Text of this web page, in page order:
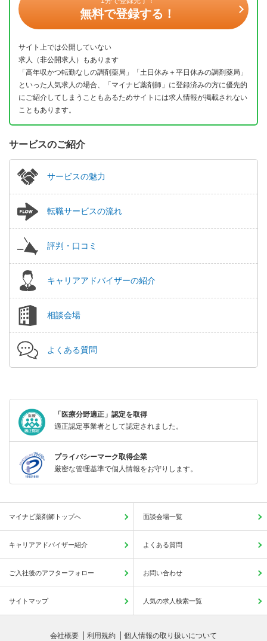
無料で登録する！
サイト上では公開していない
求人（非公開求人）もあります
「高年収かつ転勤なしの調剤薬局」「土日休み＋平日休みの調剤薬局」
といった人気求人の場合、「マイナビ薬剤師」に登録済みの方に優先的
にご紹介してしまうこともあるためサイトには求人情報が掲載されない
こともあります。
サービスのご紹介
サービスの魅力
転職サービスの流れ
評判・口コミ
キャリアアドバイザーの紹介
相談会場
よくある質問
「医療分野適正」認定を取得
適正認定事業者として認定されました。
プライバシーマーク取得企業
厳密な管理基準で個人情報をお守りします。
マイナビ薬剤師トップへ 面談会場一覧
キャリアアドバイザー紹介 よくある質問
ご入社後のアフターフォロー お問い合わせ
サイトマップ 人気の求人検索一覧
会社概要 利用規約 個人情報の取り扱いについて